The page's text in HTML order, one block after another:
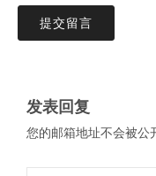
提交留言
发表回复
您的邮箱地址不会被公